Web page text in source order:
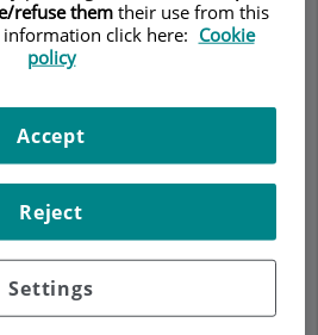
Estética
en las
de los fármacos a través
del tejido conjuntivo
la piel con sus
De esta manera, consigue
de los fármacos a la
refuse themtheir use from this
click here: Cookie
policy
Settings
Reject
Accept